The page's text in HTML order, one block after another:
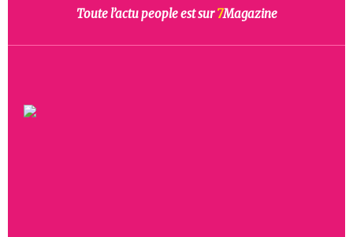
Toute l’actu people est sur7Magazine